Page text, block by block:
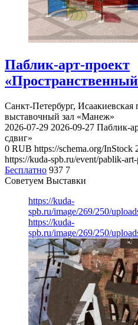
Паблик-арт-проект
Санкт-Петербург, Исаакиевская
выставочный зал «Манеж»
2026-07-29 2026-09-27 Паблик-
сдвиг»
0 RUB https://schema.org/InStock
https://kuda-spb.ru/event/pablik-
Бесплатно 937 7
Советуем Выставки
https://kuda-
spb.ru/image/269/250/
https://kuda-
spb.ru/image/269/250/